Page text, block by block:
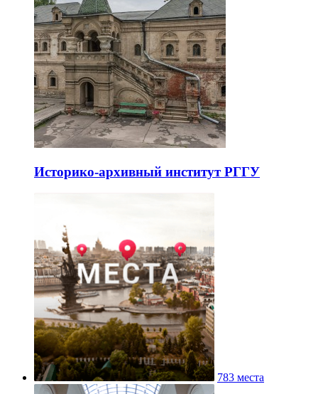
Историко-архивный институт РГГУ
783 места